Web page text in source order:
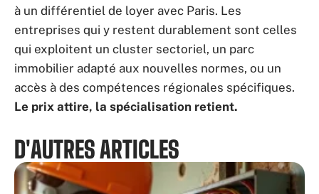
à un différentiel de loyer avec Paris. Les
entreprises qui y restent durablement sont celles
qui exploitent un cluster sectoriel, un parc
immobilier adapté aux nouvelles normes, ou un
accès à des compétences régionales spécifiques.
Le prix attire, la spécialisation retient.
D'AUTRES ARTICLES